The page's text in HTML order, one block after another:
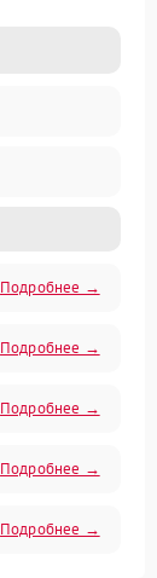
Подробнее →
Подробнее →
Подробнее →
Подробнее →
Подробнее →